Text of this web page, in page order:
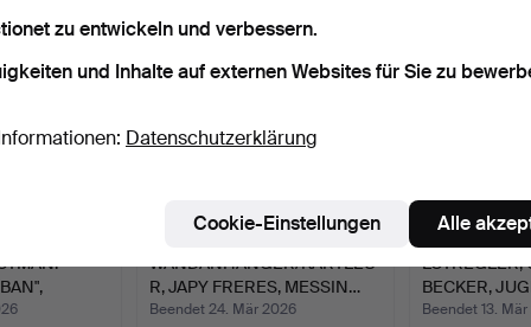
WANDANHÄNGER/KARTLEU
R, JAPY FRERES, MESSIN…
Beendet 24. Mär 2026
LÖTREGLER,
BECKER,
Beendet 13.
zu entwickeln und verbessern.
und Inhalte auf externen Websites für Sie zu
Datenschutzerklärung
Cookie-Einstellungen Alle